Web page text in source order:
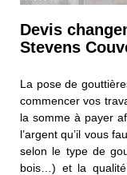
Devis
Stevens
La pose de
commencer vos
la somme à payer
l’argent qu’il vous
selon le type de
bois…) et la